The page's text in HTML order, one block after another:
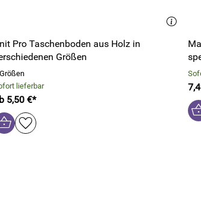
Pro Taschenboden aus Holz in
Größen
lieferbar
5,50 €*